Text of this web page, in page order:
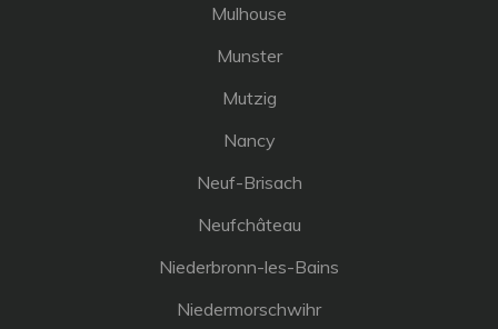
Mulhouse
Munster
Mutzig
Nancy
Neuf-Brisach
Neufchâteau
Niederbronn-les-Bains
Niedermorschwihr